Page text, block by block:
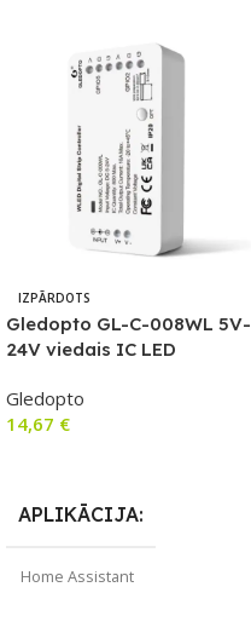
IZPĀRDOTS
Gledopto GL-C-008WL 5V-
24V viedais IC LED
programmaparatūra)
Gledopto
14,67 €
APLIKĀCIJA
Home Assistant